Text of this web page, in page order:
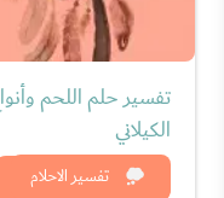
تفسير الاحلام
تفسير حلم اللحم
الكيلاني
شاهد الان